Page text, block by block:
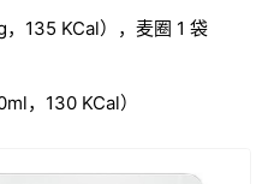
135 KCal），麦圈 1 袋
，130 KCal）